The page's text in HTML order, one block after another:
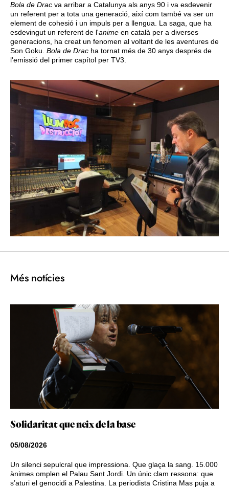
Bola de Drac va arribar a Catalunya als anys 90 i va esdevenir
un referent per a tota una generació, així com també va ser un
element de cohesió i un impuls per a llengua. La saga, que ha
esdevingut un referent de l'anime en català per a diverses
generacions, ha creat un fenomen al voltant de les aventures de
Son Goku. Bola de Drac ha tornat més de 30 anys després de
l'emissió del primer capítol per TV3.
Més notícies
Solidaritat que neix de la base
05/08/2026
Un silenci sepulcral que impressiona. Que glaça la sang. 15.000
ànimes omplen el Palau Sant Jordi. Un únic clam ressona: que
s’aturi el genocidi a Palestina. La periodista Cristina Mas puja a